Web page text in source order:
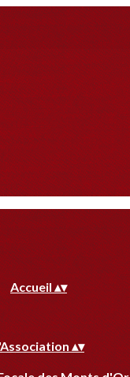
Accueil ▴▾
▴▾